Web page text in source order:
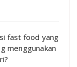
fast food yang
menggunakan